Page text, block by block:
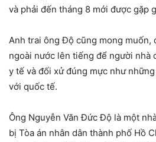
và phải đến tháng 8 mới được gặp
Anh trai ông Độ cũng mong muốn,
ngoài nước lên tiếng để người nhà
y tế và đối xử đúng mực như
với quốc tế.
Ông Nguyễn Văn Đức Độ là một
bị Tòa án nhân dân thành phố Hồ